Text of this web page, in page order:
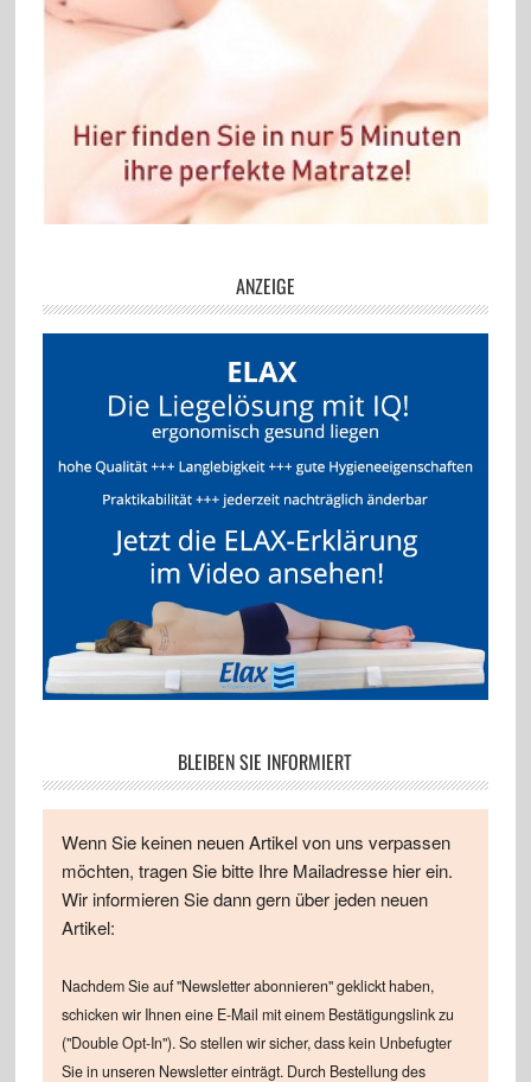
ANZEIGE
BLEIBEN SIE INFORMIERT
Wenn Sie keinen neuen Artikel von uns verpassen
möchten, tragen Sie bitte Ihre Mailadresse hier ein.
Wir informieren Sie dann gern über jeden neuen
Artikel:
Nachdem Sie auf "Newsletter abonnieren" geklickt haben,
schicken wir Ihnen eine E-Mail mit einem Bestätigungslink zu
("Double Opt-In"). So stellen wir sicher, dass kein Unbefugter
Sie in unseren Newsletter einträgt. Durch Bestellung des